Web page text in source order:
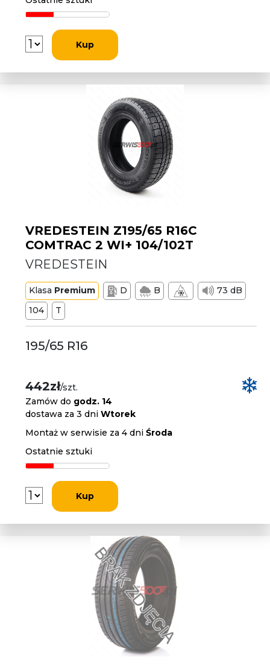
Kup
VREDESTEIN Z195/65 R16C
COMTRAC 2 WI+ 104/102T
VREDESTEIN
Klasa Premium D B
73 dB
104
T
195/65 R16
442zł/szt.
Zamów do godz. 14
dostawa za 3 dniWtorek
Montaż w serwisie za 4 dniŚroda
Ostatnie sztuki
Kup